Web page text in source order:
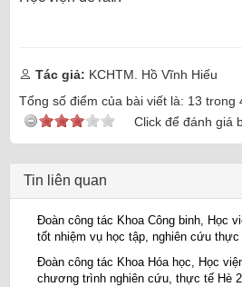
Tác giả: KCHTM. Hồ Vĩnh Hiếu
Tổng số điểm của bài viết là: 13 trong
Click để đánh giá
Tin liên quan
Đoàn công tác Khoa Công binh, Học
tốt nhiệm vụ học tập, nghiên cứu thực
Đoàn công tác Khoa Hóa học, Học
chương trình nghiên cứu, thực tế Hè